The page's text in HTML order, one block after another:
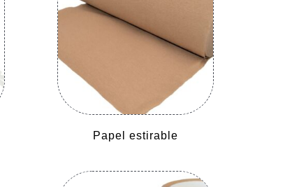
Papel estirable